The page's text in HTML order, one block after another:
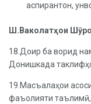
аспирантон,
Ш.Ваколатҳои Шӯро
18.Доир ба ворид
Донишкада
19.Масъалаҳои
фаъолияти